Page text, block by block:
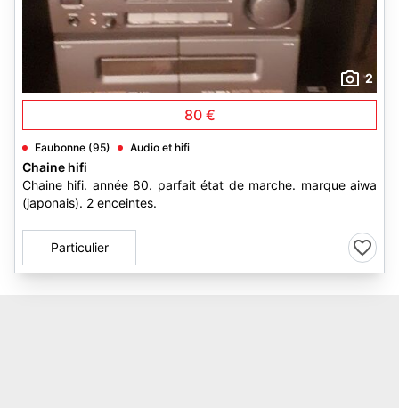
2
80 €
Eaubonne (95) Audio et hifi
Chaine hifi
Chaine hifi. année 80. parfait état de marche. marque aiwa
(japonais). 2 enceintes.
Particulier